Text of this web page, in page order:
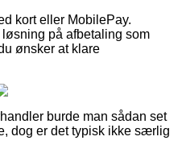
kort eller MobilePay.
på afbetaling som
ønsker at klare
burde man sådan set
dog er det typisk ikke særlig